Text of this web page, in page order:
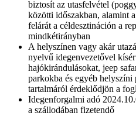
biztosít az utasfelvétel
közötti időszakban, alamint
felárát a céldesztináción a
mindkétirányban
A helyszínen vagy akár
nyelvű idegenvezetővel
hajókirándulásokat, jeep
parkokba és egyéb
tartalmáról érdeklődjön a
Idegenforgalmi adó
a szállodában fizetendő